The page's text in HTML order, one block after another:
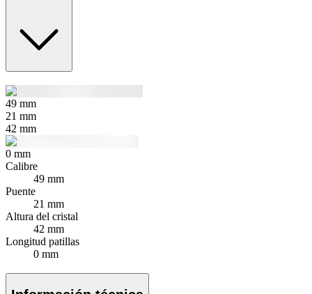
49 mm
21 mm
42 mm
0 mm
Calibre
49 mm
Puente
21 mm
Altura del cristal
42 mm
Longitud patillas
0 mm